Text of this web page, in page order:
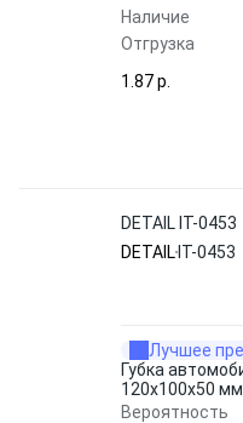
Наличие
Отгрузка
1.87 p.
DETAIL IT-0453
DETAIL IT-0453
Лучшее
Губка
120х100х50 мм
Вероятность